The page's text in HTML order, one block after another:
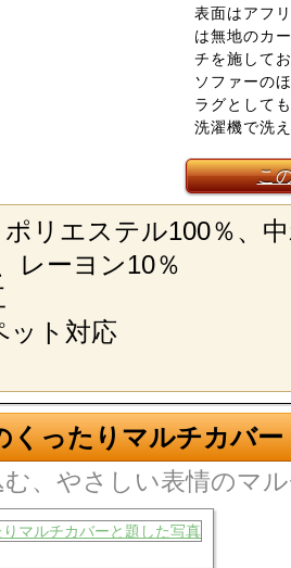
表面はアフ
は無地のカ
チを施して
ソファーの
ラグとして
洗濯機で洗
こ
ポリエステル100％、
レーヨン10％
ット対応
くったりマルチカバー
、やさしい表情のマ